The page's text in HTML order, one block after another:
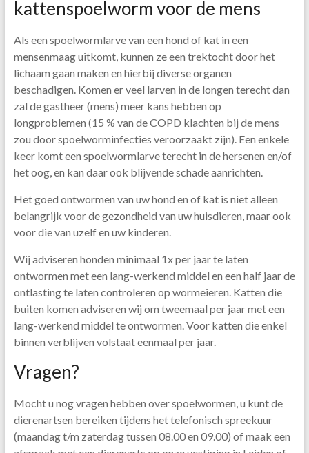
kattenspoelworm voor de mens
Als een spoelwormlarve van een hond of kat in een
mensenmaag uitkomt, kunnen ze een trektocht door het
lichaam gaan maken en hierbij diverse organen
beschadigen. Komen er veel larven in de longen terecht dan
zal de gastheer (mens) meer kans hebben op
longproblemen (15 % van de COPD klachten bij de mens
zou door spoelworminfecties veroorzaakt zijn). Een enkele
keer komt een spoelwormlarve terecht in de hersenen en/of
het oog, en kan daar ook blijvende schade aanrichten.
Het goed ontwormen van uw hond en of kat is niet alleen
belangrijk voor de gezondheid van uw huisdieren, maar ook
voor die van uzelf en uw kinderen.
Wij adviseren honden minimaal 1x per jaar te laten
ontwormen met een lang-werkend middel en een half jaar de
ontlasting te laten controleren op wormeieren. Katten die
buiten komen adviseren wij om tweemaal per jaar met een
lang-werkend middel te ontwormen. Voor katten die enkel
binnen verblijven volstaat eenmaal per jaar.
Vragen?
Mocht u nog vragen hebben over spoelwormen, u kunt de
dierenartsen bereiken tijdens het telefonisch spreekuur
(maandag t/m zaterdag tussen 08.00 en 09.00) of maak een